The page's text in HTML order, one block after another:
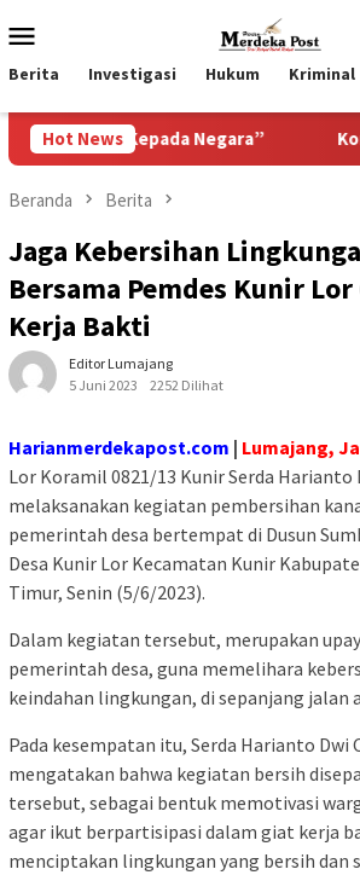
ke
kontenMobile
Berita Investigasi Hukum Kriminal
Hot News
Negara” Komitmen
Beranda Berita
Jaga Kebersihan
Bersama Pemdes Kunir
Kerja Bakti
Editor Lumajang
5 Juni 2023
2252 Dilihat
Harianmerdekapost.com | Lumajang,
Lor Koramil 0821/13 Kunir Serda Harianto
melaksanakan kegiatan pembersihan
pemerintah desa bertempat di Dusun
Desa Kunir Lor Kecamatan Kunir
Timur, Senin (5/6/2023).
Dalam kegiatan tersebut, merupakan
pemerintah desa, guna memelihara
keindahan lingkungan, di sepanjang jalan
Pada kesempatan itu, Serda Harianto Dwi
mengatakan bahwa kegiatan bersih
tersebut, sebagai bentuk memotivasi
agar ikut berpartisipasi dalam giat kerja
menciptakan lingkungan yang bersih dan